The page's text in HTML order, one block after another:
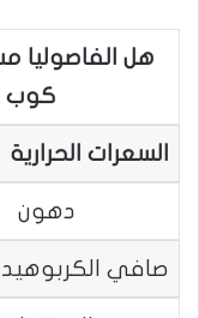
هل
كوب
السعرات الحرارية
دهون
صافي